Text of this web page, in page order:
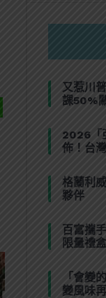
又惹川
課50%
2026「
佈！台
格蘭利
夥伴
百富攜
限量禮盒
「會變
變風味